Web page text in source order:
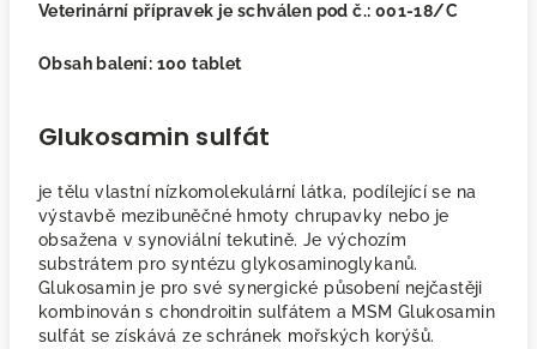
Veterinární přípravek je schválen pod č.: 001-18/C
Obsah balení: 100 tablet
Glukosamin sulfát
je tělu vlastní nízkomolekulární látka, podílející se na
výstavbě mezibuněčné hmoty chrupavky nebo je
obsažena v synoviální tekutině. Je výchozím
substrátem pro syntézu glykosaminoglykanů.
Glukosamin je pro své synergické působení nejčastěji
kombinován s chondroitin sulfátem a MSM Glukosamin
sulfát se získává ze schránek mořských korýšů.